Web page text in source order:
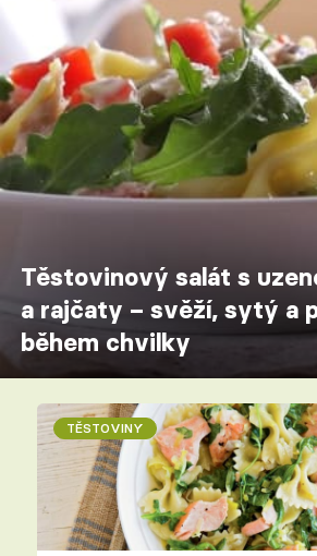
Těstovinový salát s
a rajčaty – svěží, sytý a
během chvilky
TĚSTOVINY